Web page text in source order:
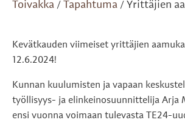
Toivakka / Tapahtuma / Yrittäjien
Kevätkauden viimeiset yrittäjien
12.6.2024!
Kunnan kuulumisten ja vapaan
työllisyys- ja elinkeinosuunnittelija Arja
ensi vuonna voimaan tulevasta TE24-